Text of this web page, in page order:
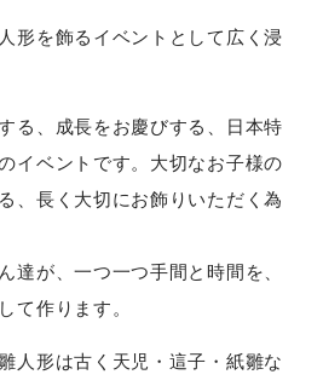
形を飾るイベントとして広く浸
る、成長をお慶びする、日本特
イベントです。大切なお子様の
、長く大切にお飾りいただく為
達が、一つ一つ手間と時間を、
て作ります。
人形は古く天児・這子・紙雛な